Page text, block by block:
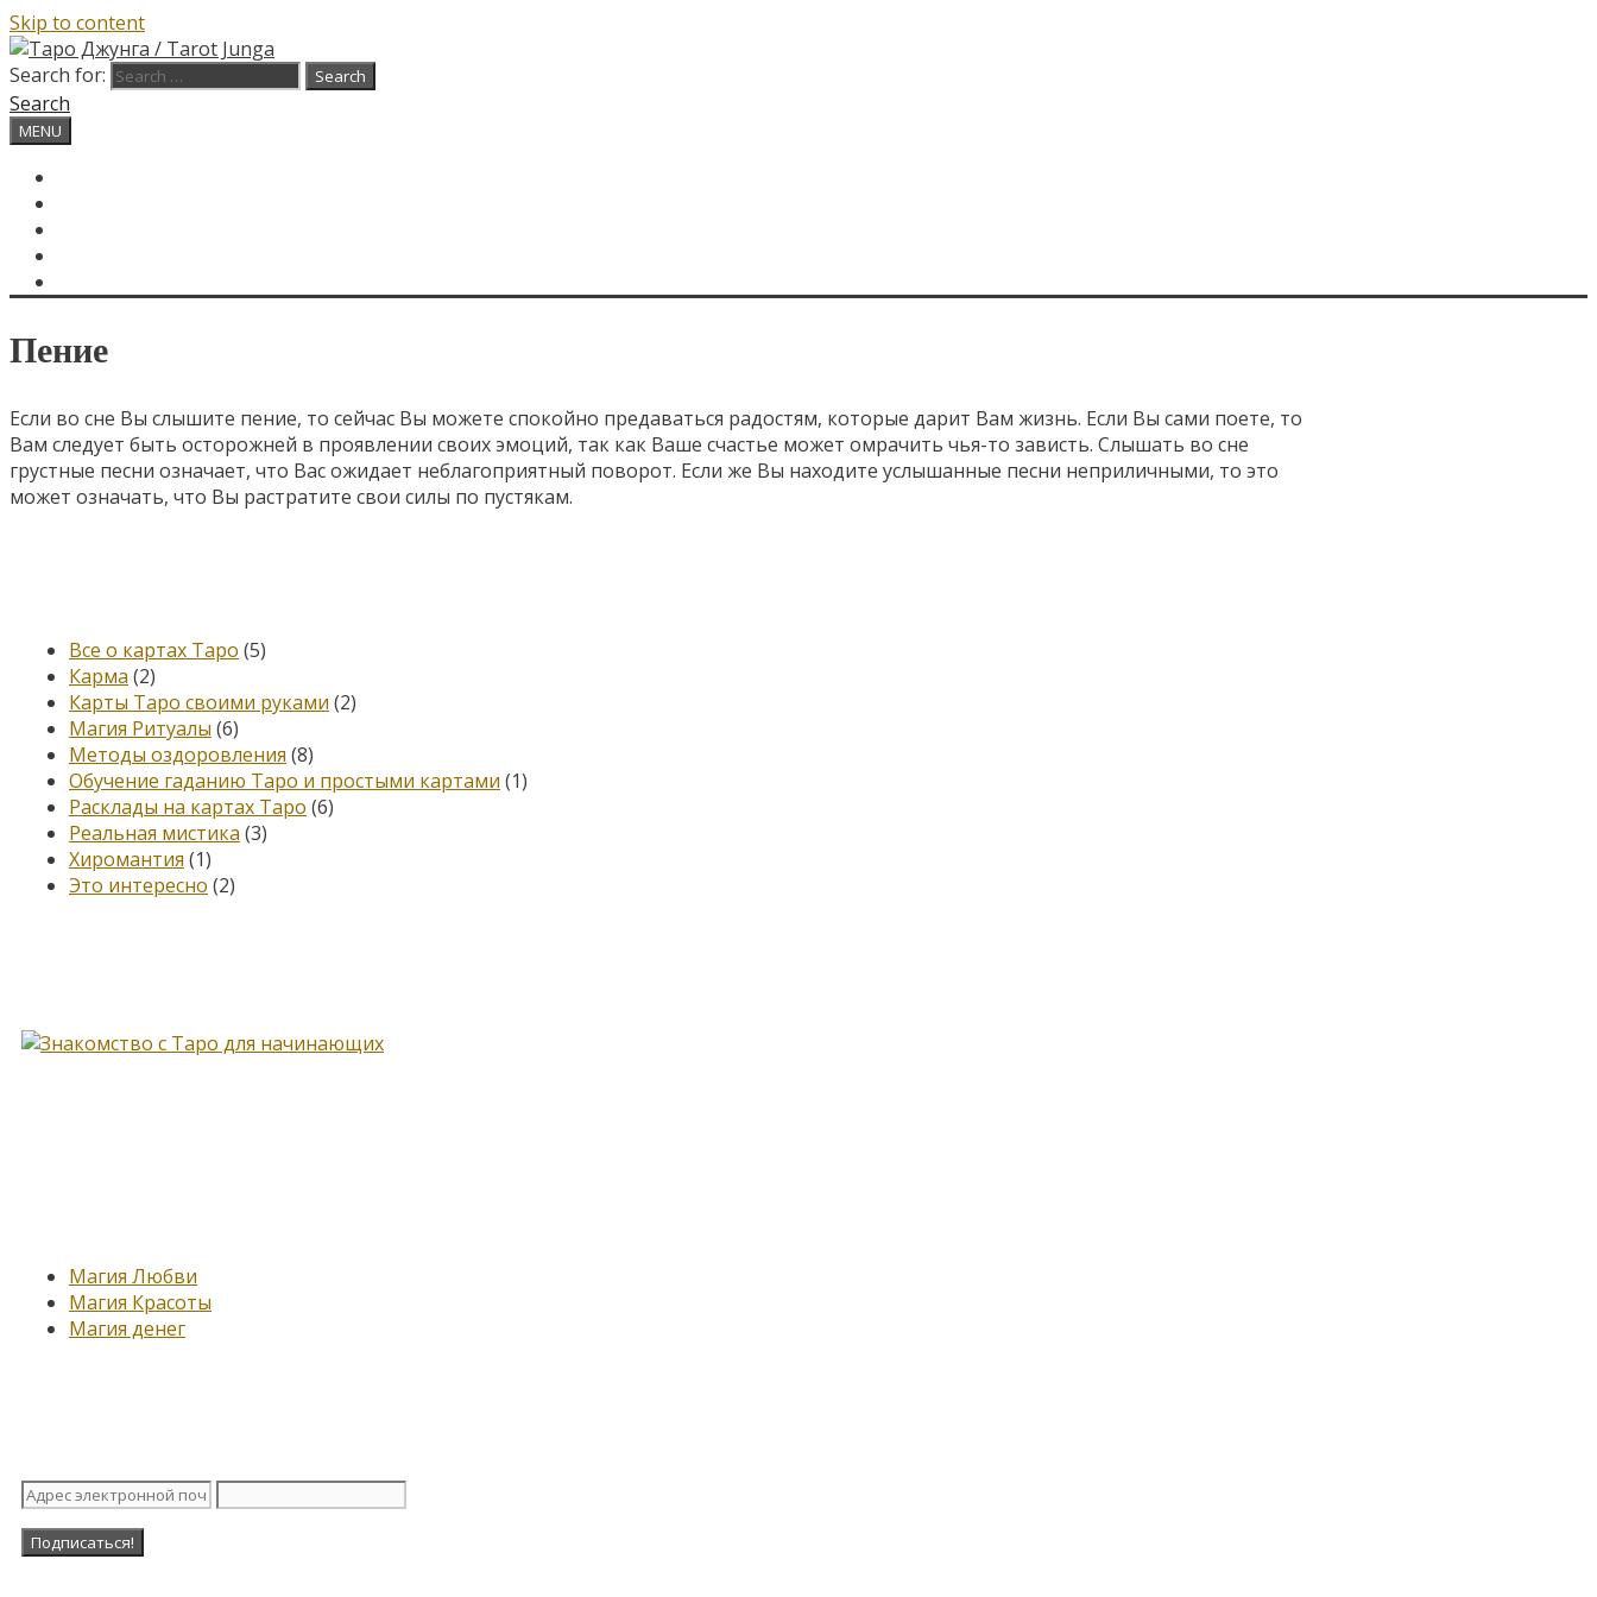
Skip to content
Search for:
Search
MENU
Пение
Если во сне Вы слышите пение, то сейчас Вы можете спокойно предаваться радостям, которые дарит Вам жизнь. Если Вы сами поете, то
Вам следует быть осторожней в проявлении своих эмоций, так как Ваше счастье может омрачить чья-то зависть. Слышать во сне
грустные песни означает, что Вас ожидает неблагоприятный поворот. Если же Вы находите услышанные песни неприличными, то это
может означать, что Вы растратите свои силы по пустякам.
Все о картах Таро (5)
Карма (2)
Карты Таро своими руками (2)
Магия Ритуалы (6)
Методы оздоровления (8)
Обучение гаданию Таро и простыми картами (1)
Расклады на картах Таро (6)
Реальная мистика (3)
Хиромантия (1)
Это интересно (2)
Магия Любви
Магия Красоты
Магия денег